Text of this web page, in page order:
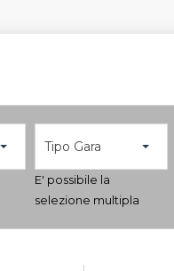
Tipo Gara
E' possibile la
selezione multipla